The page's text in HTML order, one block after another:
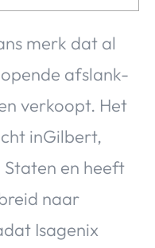
merk dat al
afslank-
verkoopt. Het
inGilbert,
en heeft
naar
Isagenix